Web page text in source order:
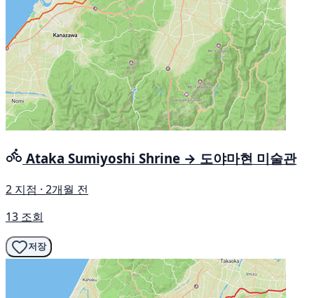
Ataka Sumiyoshi Shrine → 도야마현 미술관
2 지점 · 2개월 전
13 조회
저장